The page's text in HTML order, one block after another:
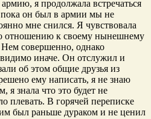
я продолжала встречаться
пока он был в армии мы не
мне снился. Я чувствовала
отношению к своему нынешнему
совершенно, однако
иначе. Он отслужил и
об этом общие друзья из
ему написать, я не знаю
я знала что это будет не
плевать. В горячей переписке
был раньше дураком и не ценил